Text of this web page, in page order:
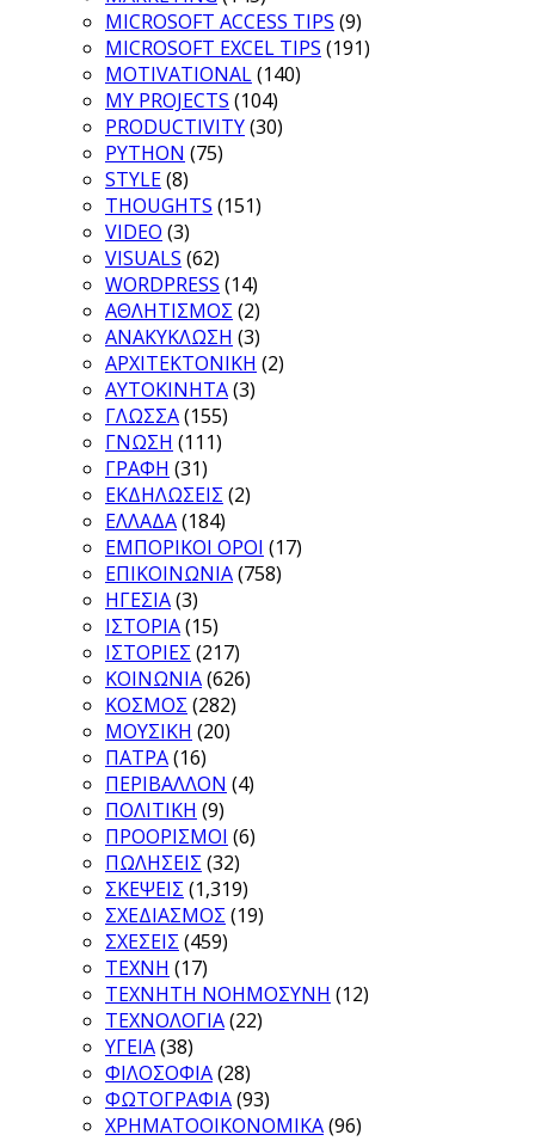
MICROSOFT ACCESS TIPS (9)
MICROSOFT EXCEL TIPS (191)
MOTIVATIONAL(140)
MY PROJECTS (104)
PRODUCTIVITY(30)
PYTHON (75)
STYLE(8)
THOUGHTS (151)
VIDEO (3)
VISUALS (62)
WORDPRESS (14)
ΑΘΛΗΤΙΣΜΟΣ (2)
ΑΝΑΚΥΚΛΩΣΗ (3)
ΑΡΧΙΤΕΚΤΟΝΙΚΗ (2)
ΑΥΤΟΚΙΝΗΤΑ(3)
ΓΛΩΣΣΑ(155)
ΓΝΩΣΗ (111)
ΓΡΑΦΗ (31)
ΕΚΔΗΛΩΣΕΙΣ (2)
ΕΛΛΑΔΑ(184)
ΕΜΠΟΡΙΚΟΙ ΟΡΟΙ (17)
ΕΠΙΚΟΙΝΩΝΙΑ(758)
ΗΓΕΣΙΑ(3)
ΙΣΤΟΡΙΑ(15)
ΙΣΤΟΡΙΕΣ (217)
ΚΟΙΝΩΝΙΑ(626)
ΚΟΣΜΟΣ (282)
ΜΟΥΣΙΚΗ (20)
ΠΑΤΡΑ(16)
ΠΕΡΙΒΑΛΛΟΝ (4)
ΠΟΛΙΤΙΚΗ (9)
ΠΡΟΟΡΙΣΜΟΙ (6)
ΠΩΛΗΣΕΙΣ (32)
ΣΚΕΨΕΙΣ (1,319)
ΣΧΕΔΙΑΣΜΟΣ (19)
ΣΧΕΣΕΙΣ (459)
ΤΕΧΝΗ (17)
ΤΕΧΝΗΤΗ ΝΟΗΜΟΣΥΝΗ (12)
ΤΕΧΝΟΛΟΓΙΑ(22)
ΥΓΕΙΑ(38)
ΦΙΛΟΣΟΦΙΑ(28)
ΦΩΤΟΓΡΑΦΙΑ(93)
ΧΡΗΜΑΤΟΟΙΚΟΝΟΜΙΚΑ(96)